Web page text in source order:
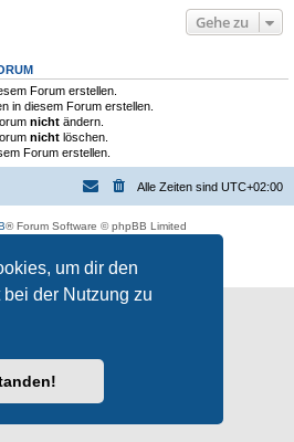
um dir den
der Nutzung zu
Gehe zu
Forum erstellen.
in diesem Forum erstellen.
nicht ändern.
nicht löschen.
Forum erstellen.
Alle Zeiten sind UTC+02:00
® Forum Software © phpBB Limited
|Nutzungsbedingungen